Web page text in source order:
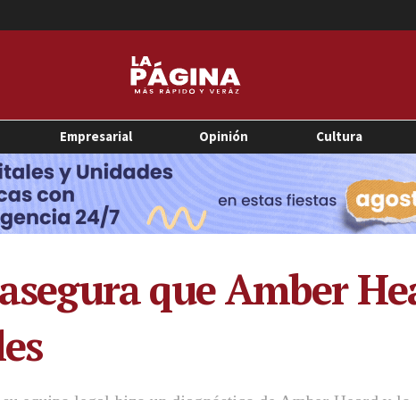
Empresarial Opinión Cultura
que Amber